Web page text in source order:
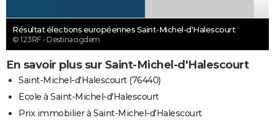
Résultat élections européennes Saint-Michel-d'Halescourt
© 123RF - Destinacigdem
En savoir plus sur Saint-Michel-d'Halescourt
Saint-Michel-d'Halescourt (76440)
Ecole à Saint-Michel-d'Halescourt
Prix immobilier à Saint-Michel-d'Halescourt